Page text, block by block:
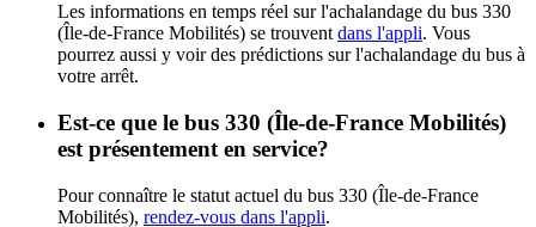
Les informations en temps réel sur l'achalandage du bus 330
(Île-de-France Mobilités) se trouvent dans l'appli. Vous
pourrez aussi y voir des prédictions sur l'achalandage du bus à
votre arrêt.
Est-ce que le bus 330 (Île-de-France Mobilités)
est présentement en service?
Pour connaître le statut actuel du bus 330 (Île-de-France
Mobilités), rendez-vous dans l'appli.